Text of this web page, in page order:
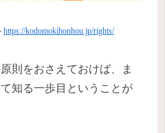
https://kodomokihonhou.jp/rights/
則をおさえておけば、ま
知る一歩目ということが